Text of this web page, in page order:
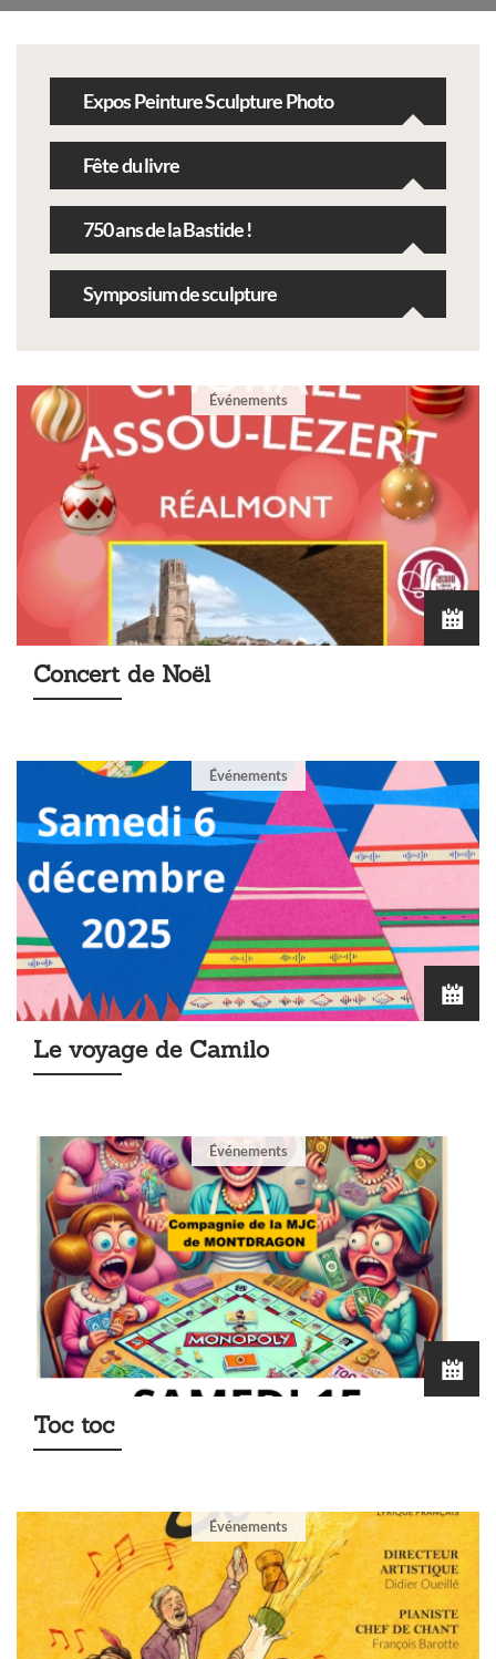
Expos Peinture Sculpture Photo
Fête du livre
750 ans de la Bastide !
Symposium de sculpture
Événements
Concert de Noël
Événements
Le voyage de Camilo
Événements
Toc toc
Événements